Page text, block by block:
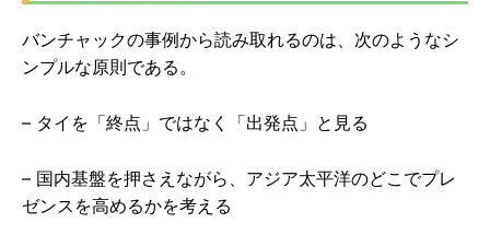
バンチャックの事例から読み取れるのは、次のようなシ
ンプルな原則である。
– タイを「終点」ではなく「出発点」と見る
– 国内基盤を押さえながら、アジア太平洋のどこでプレ
ゼンスを高めるかを考える